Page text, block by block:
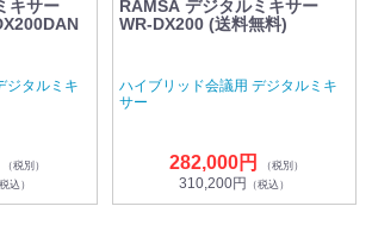
キサー
ジタルミキ
（税別）
税込）
RAMSA デジタルミキサー
WR-DX200 (送料無料)
ハイブリッド会議用 デジタルミキ
サー
282,000円 （税別）
310,200円 （税込）